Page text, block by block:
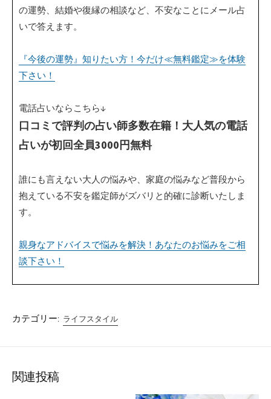
の運勢、結婚や復縁の相談など、不安なことにメール占
いで答えます。
『今後の運勢』知りたい方！今だけ≪無料鑑定≫を体験
下さい！
電話占いならこちら↓
口コミで評判の占い師多数在籍！大人気の電話
占いが初回全員3000円無料
誰にも言えない大人の悩みや、家庭の悩みなど普段から
抱えている不安を鑑定師がズバリと的確に診断いたしま
す。
親身なアドバイスで悩みを解決！あなたのお悩みをご相
談下さい！
カテゴリー: ライフスタイル
関連投稿